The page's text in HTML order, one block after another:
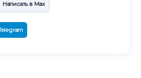
Написать в Max